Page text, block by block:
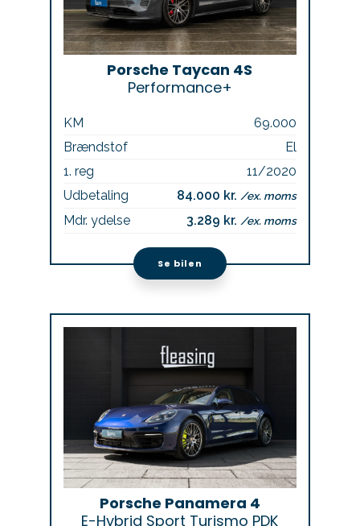
Porsche Taycan 4S
Performance+
KM
69.000
Brændstof
El
1. reg
11/2020
Udbetaling
84.000 kr./ex. moms
Mdr. ydelse 3.289 kr./ex. moms
Se bilen
Porsche Panamera 4
E-Hybrid Sport Turismo PDK